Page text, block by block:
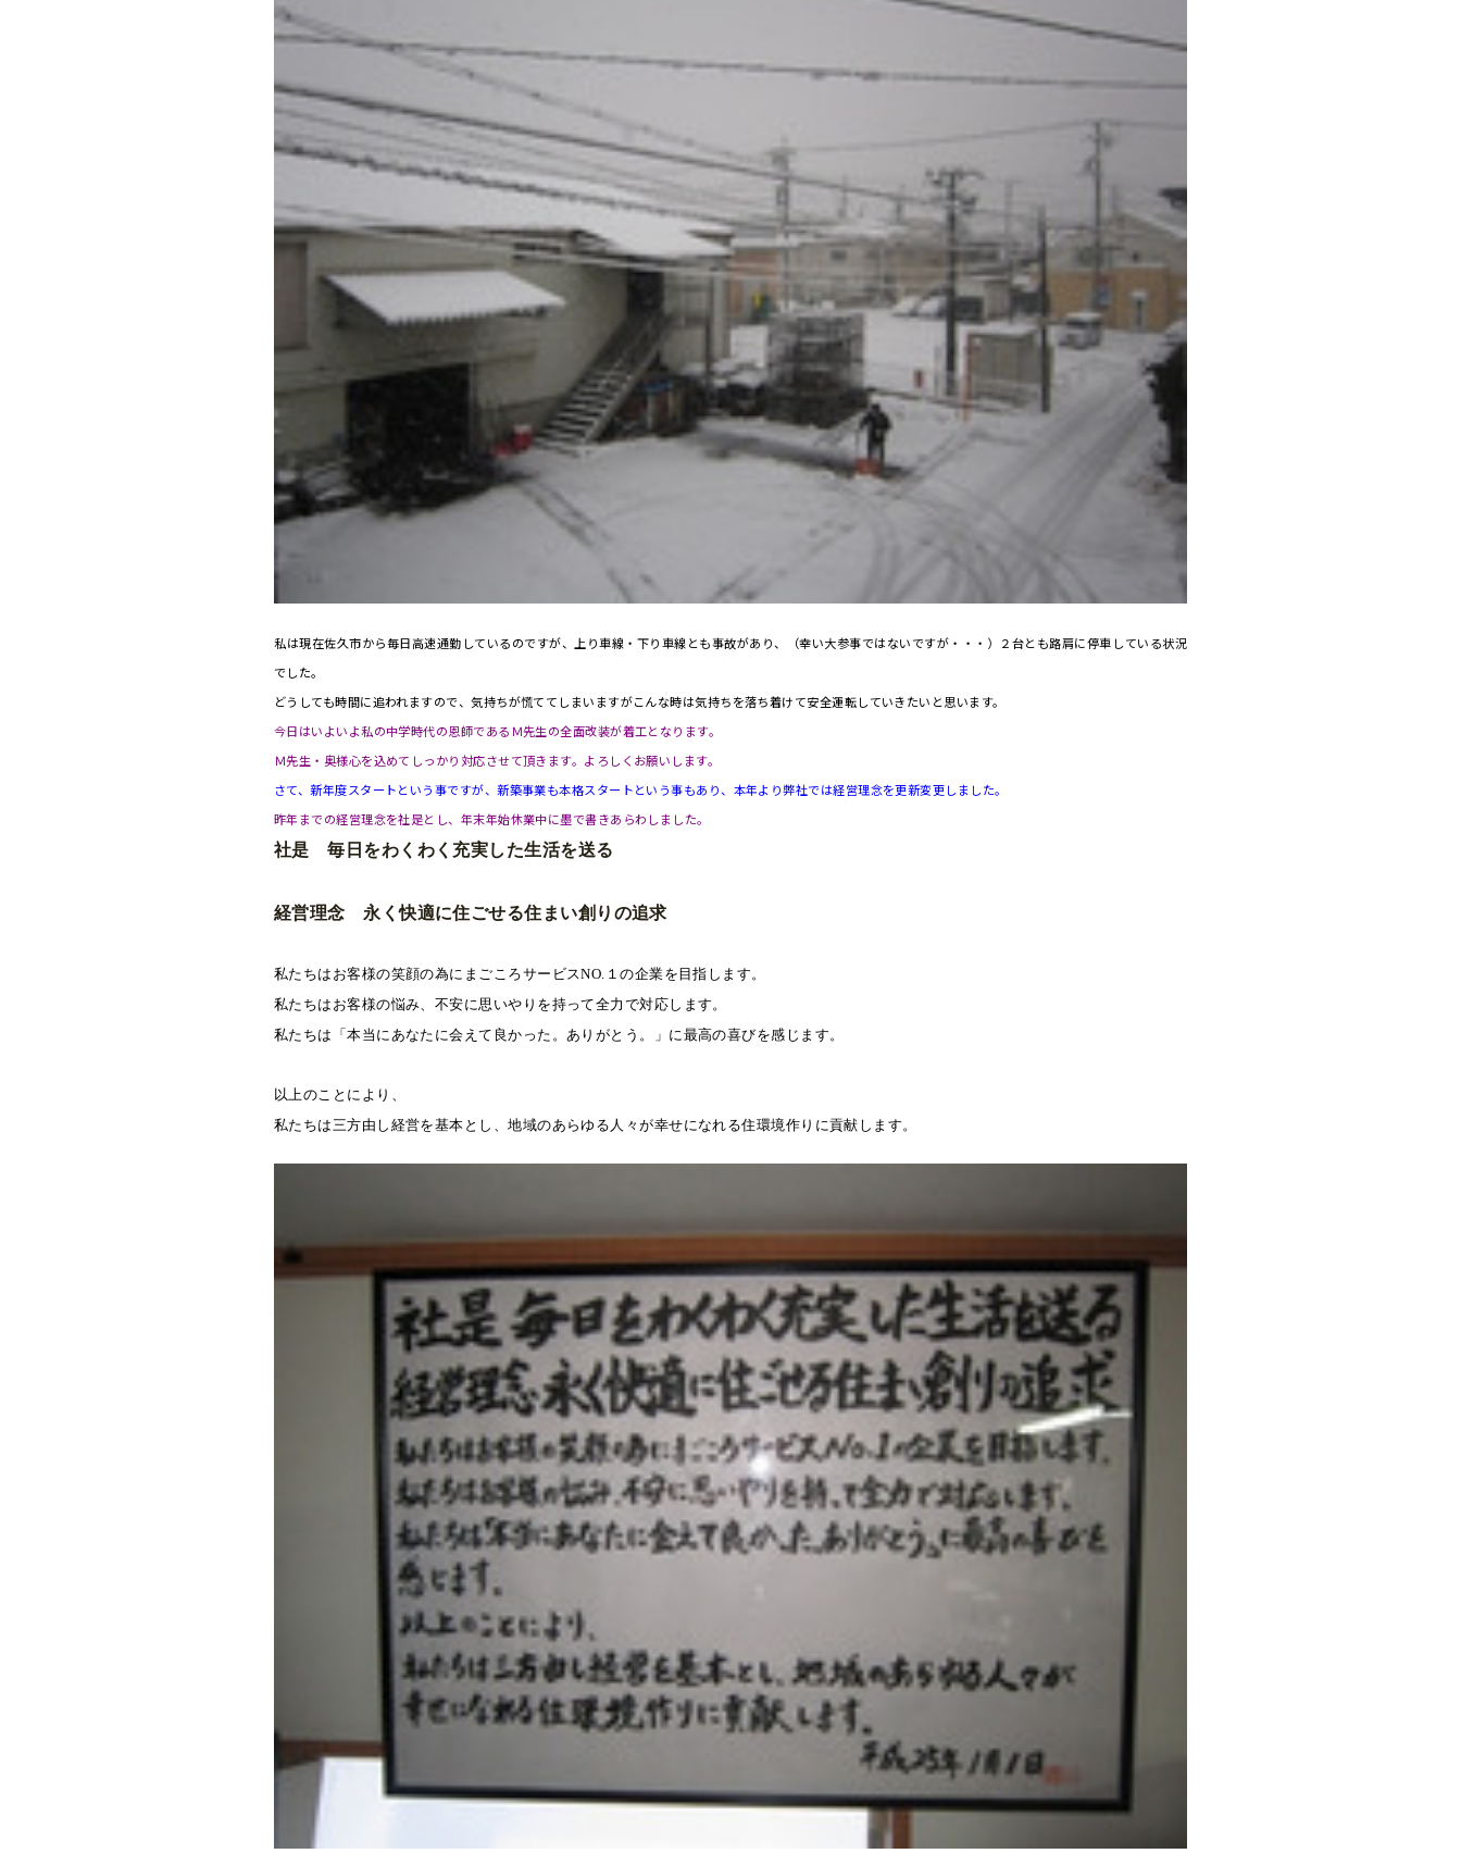
私は現在佐久市から毎日高速通勤しているのですが、上り車線・下り車線とも事故があり、（幸い大参事ではないですが・・・）２台とも路肩に停車している状況
でした。
どうしても時間に追われますので、気持ちが慌ててしまいますがこんな時は気持ちを落ち着けて安全運転していきたいと思います。
今日はいよいよ私の中学時代の恩師であるＭ先生の全面改装が着工となります。
Ｍ先生・奥様心を込めてしっかり対応させて頂きます。よろしくお願いします。
さて、新年度スタートという事ですが、新築事業も本格スタートという事もあり、本年より弊社では経営理念を更新変更しました。
昨年までの経営理念を社是とし、年末年始休業中に墨で書きあらわしました。
社是 毎日をわくわく充実した生活を送る
経営理念 永く快適に住ごせる住まい創りの追求
私たちはお客様の笑顔の為にまごころサービスNO. １の企業を目指します。
私たちはお客様の悩み、不安に思いやりを持って全力で対応します。
私たちは「本当にあなたに会えて良かった。ありがとう。」に最高の喜びを感じます。
以上のことにより、
私たちは三方由し経営を基本とし、地域のあらゆる人々が幸せになれる住環境作りに貢献します。